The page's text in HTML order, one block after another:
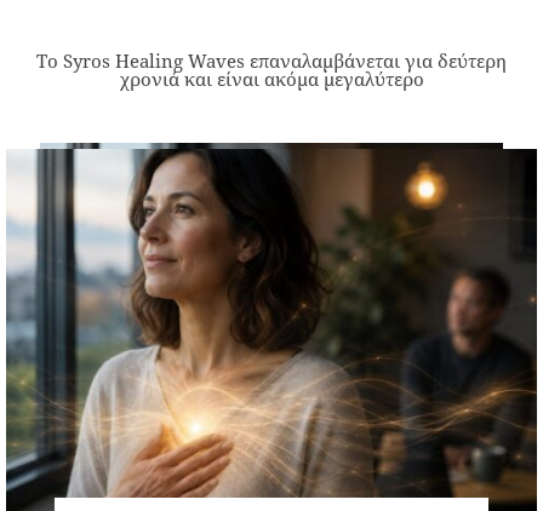
Το Syros Healing Waves επαναλαμβάνεται για δεύτερη
χρονιά και είναι ακόμα μεγαλύτερο